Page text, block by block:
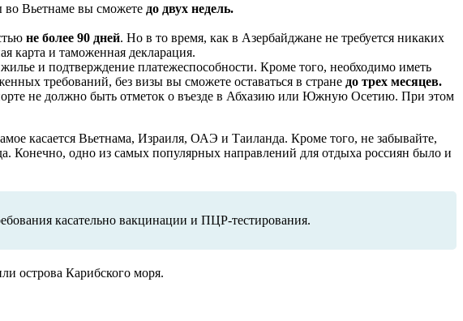
во Вьетнаме вы сможете до двух недель.
не более 90 дней. Но в то время, как в Азербайджане не требуется никаких
карта и таможенная декларация.
и подтверждение платежеспособности. Кроме того, необходимо иметь
требований, без визы вы сможете оставаться в стране до трех месяцев.
не должно быть отметок о въезде в Абхазию или Южную Осетию. При этом
касается Вьетнама, Израиля, ОАЭ и Таиланда. Кроме того, не забывайте,
Конечно, одно из самых популярных направлений для отдыха россиян было и
касательно вакцинации и ПЦР-тестирования.
острова Карибского моря.